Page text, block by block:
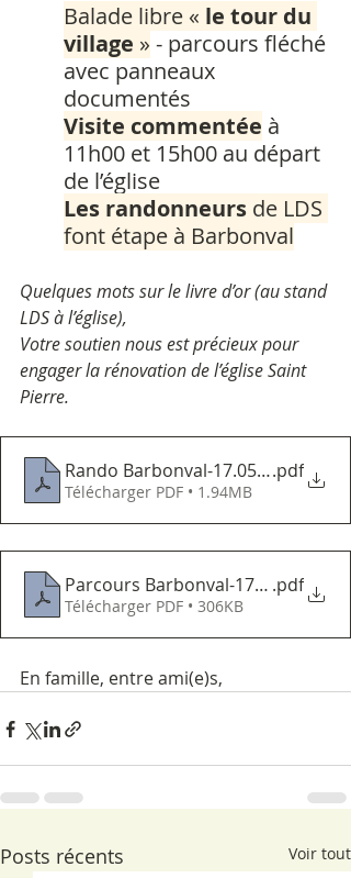
Balade libre « le tour du
village » - parcours fléché
avec panneaux
documentés
Visite commentée à
11h00 et 15h00 au départ
de l’église
Les randonneurs de LDS
font étape à Barbonval
Quelques mots sur le livre d’or (au stand
LDS à l’église),
Votre soutien nous est précieux pour
engager la rénovation de l’église Saint
Pierre.
Rando Barbonval-17.05.2025
.pdf
Télécharger PDF • 1.94MB
Parcours Barbonval-17.05.2025
.pdf
Télécharger PDF • 306KB
En famille, entre ami(e)s,
Posts récents Voir tout